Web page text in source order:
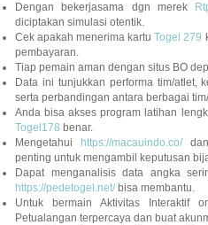
Dengan bekerjasama dgn merek
diciptakan simulasi otentik.
Cek apakah menerima kartuTogel 279
pembayaran.
Tiap pemain aman dengan situs BO
Data ini tunjukkan performa tim/atlet,
serta perbandingan antara berbagai
Anda bisa akses program latihan
Togel178 benar.
Mengetahui
https://macauindo.co/dan
penting untuk mengambil keputusan
Dapat menganalisis data angka
https://pedetogel.net/bisa membantu.
Untuk bermain Aktivitas Interaktif
Petualangan terpercaya dan buat